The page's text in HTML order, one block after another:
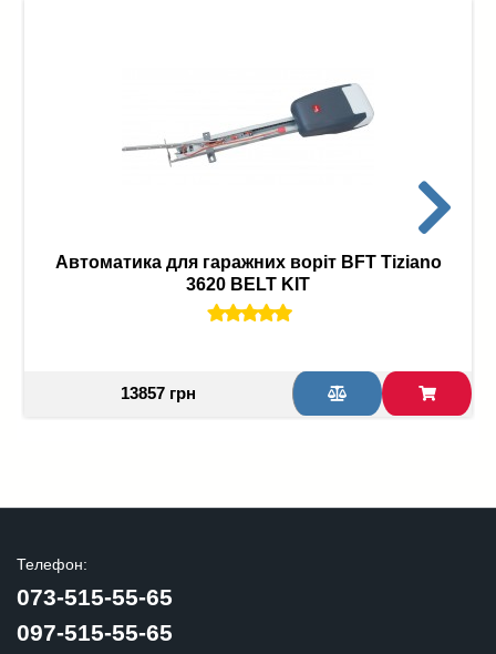
Автоматика для гаражних воріт BFT Tiziano
3620 BELT KIT
13857 грн
Телефон:
073-515-55-65
097-515-55-65